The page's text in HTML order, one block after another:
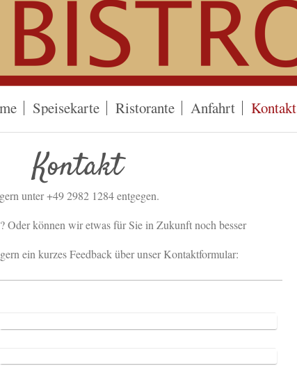
Speisekarte Ristorante Anfahrt Kontakt
Kontakt
unter +49 2982 1284 entgegen.
Oder können wir etwas für Sie in Zukunft noch besser
ein kurzes Feedback über unser Kontaktformular: